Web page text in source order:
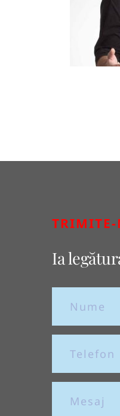
TRIMITE-
Ia